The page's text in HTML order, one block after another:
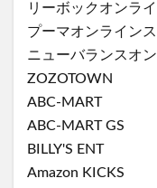
リーボックオンラ
プーマオンライン
ニューバランスオ
ZOZOTOWN
ABC-MART
ABC-MART GS
BILLY'S ENT
Amazon KICKS